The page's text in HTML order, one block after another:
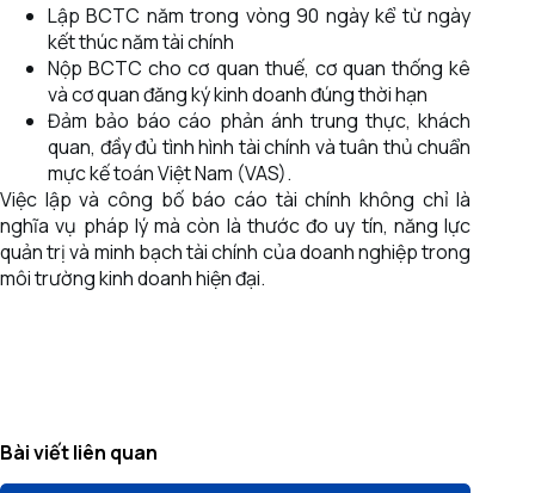
Lập BCTC năm trong vòng 90 ngày kể từ ngày
kết thúc năm tài chính
Nộp BCTC cho cơ quan thuế, cơ quan thống kê
và cơ quan đăng ký kinh doanh đúng thời hạn
Đảm bảo báo cáo phản ánh trung thực, khách
quan, đầy đủ tình hình tài chính và tuân thủ chuẩn
mực kế toán Việt Nam (VAS).
Việc lập và công bố báo cáo tài chính không chỉ là
nghĩa vụ pháp lý mà còn là thước đo uy tín, năng lực
quản trị và minh bạch tài chính của doanh nghiệp trong
môi trường kinh doanh hiện đại.
Bài viết liên quan